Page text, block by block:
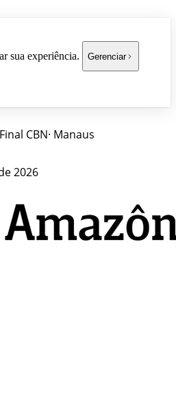
sua experiência. Gerenciar
CBN· Manaus
2026